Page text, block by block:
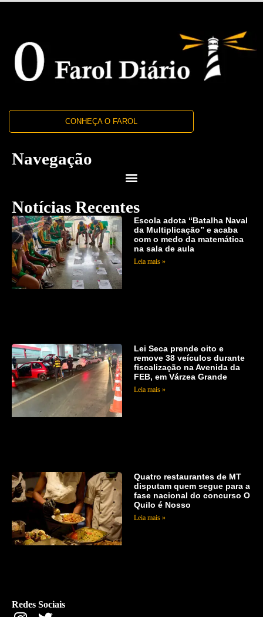
CONHEÇA O FAROL
Navegação
Notícias Recentes
Escola adota “Batalha Naval
da Multiplicação” e acaba
com o medo da matemática
na sala de aula
Leia mais »
Lei Seca prende oito e
remove 38 veículos durante
fiscalização na Avenida da
FEB, em Várzea Grande
Leia mais »
Quatro restaurantes de MT
disputam quem segue para a
fase nacional do concurso O
Quilo é Nosso
Leia mais »
Redes Sociais